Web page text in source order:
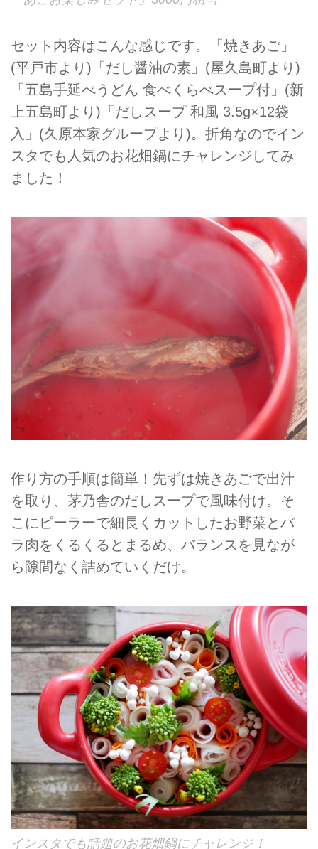
セット内容はこんな感じです。「焼きあご」
(平戸市より)「だし醤油の素」(屋久島町より)
「五島手延べうどん 食べくらべスープ付」(新
上五島町より)「だしスープ 和風 3.5g×12袋
入」(久原本家グループより)。折角なのでイン
スタでも人気のお花畑鍋にチャレンジしてみ
ました！
作り方の手順は簡単！先ずは焼きあごで出汁
を取り、茅乃舎のだしスープで風味付け。そ
こにピーラーで細長くカットしたお野菜とバ
ラ肉をくるくるとまるめ、バランスを見なが
ら隙間なく詰めていくだけ。
インスタでも話題のお花畑鍋にチャレンジ！